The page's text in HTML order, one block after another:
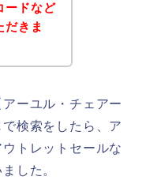
ードなど
だきま
ーユル・チェアー
検索をしたら、ア
トレットセールな
した。